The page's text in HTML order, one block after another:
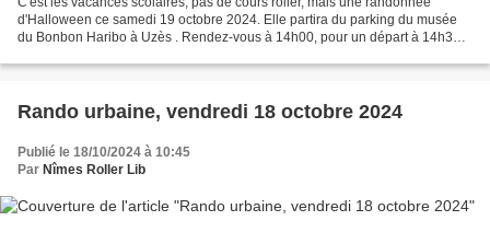
d'Halloween ce samedi 19 octobre 2024. Elle partira du parking du musée
du Bonbon Haribo à Uzès . Rendez-vous à 14h00, pour un départ à 14h30,
Rando urbaine, vendredi 18 octobre 2024
Publié le 18/10/2024 à 10:45
Par Nîmes Roller Lib